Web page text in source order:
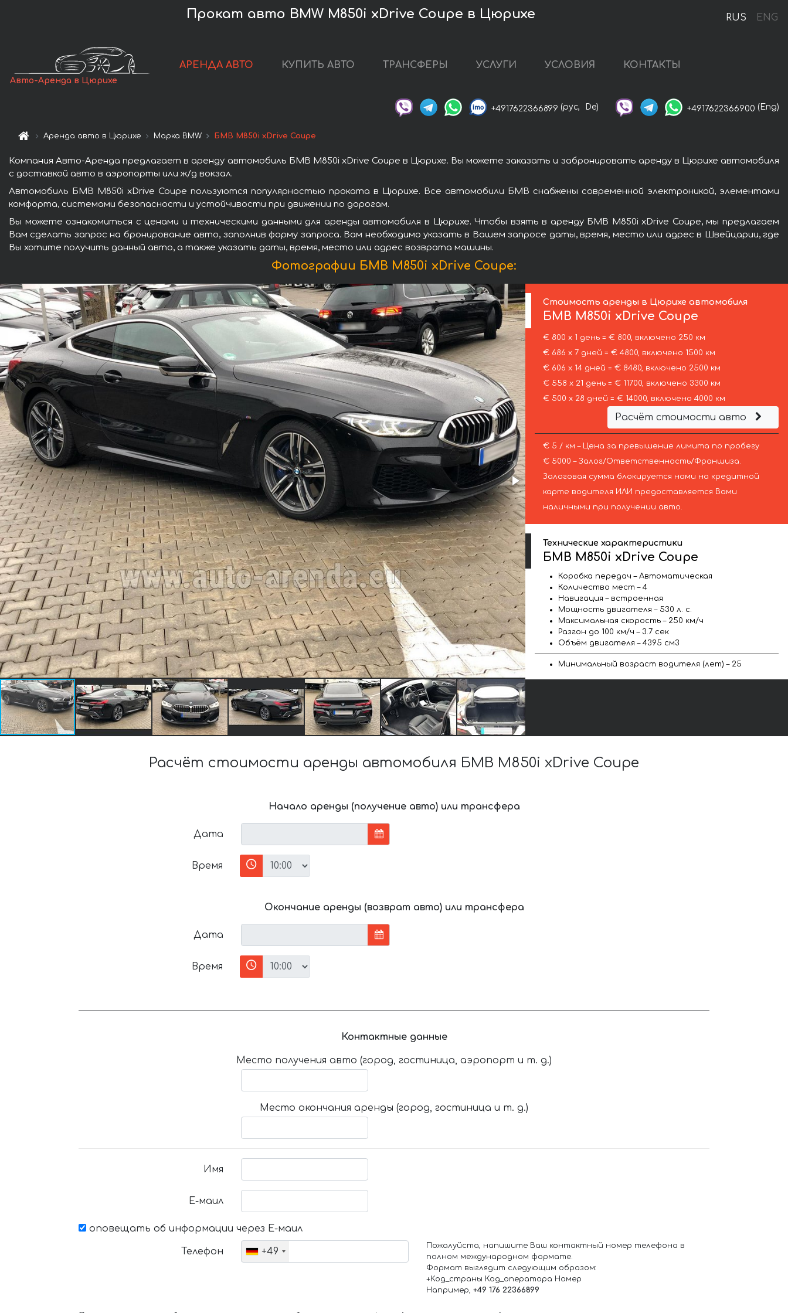
RUS ENG
Прокат авто BMW M850i xDrive Coupe в Цюрихе
Авто-Аренда в Цюрихе
АРЕНДА АВТО КУПИТЬ АВТО ТРАНСФЕРЫ УСЛУГИ УСЛОВИЯ КОНТАКТЫ
+4917622366899 (рус, De) +4917622366900 (Eng)
Аренда авто в Цюрихе Марка BMW БМВ M850i xDrive Coupe
Компания Авто-Аренда предлагает в аренду автомобиль БМВ M850i xDrive Coupe в Цюрихе. Вы можете заказать и забронировать аренду в Цюрихе автомобиля
с доставкой авто в аэропорты или ж/д вокзал.
Автомобиль БМВ M850i xDrive Coupe пользуются популярностью проката в Цюрихе. Все автомобили БМВ снабжены современной электроникой, элементами
комфорта, системами безопасности и устойчивости при движении по дорогам.
Вы можете ознакомиться с ценами и техническими данными для аренды автомобиля в Цюрихе. Чтобы взять в аренду БМВ M850i xDrive Coupe, мы предлагаем
Вам сделать запрос на бронирование авто, заполнив форму запроса. Вам необходимо указать в Вашем запросе даты, время, место или адрес в Швейцарии, где
Вы хотите получить данный авто, а также указать даты, время, место или адрес возврата машины.
Фотографии БМВ M850i xDrive Coupe:
Стоимость аренды в Цюрихе автомобиля
БМВ M850i xDrive Coupe
€ 800 х 1 день = € 800, включено 250 км
€ 686 х 7 дней = € 4800, включено 1500 км
€ 606 х 14 дней = € 8480, включено 2500 км
€ 558 х 21 день = € 11700, включено 3300 км
€ 500 х 28 дней = € 14000, включено 4000 км
Расчёт стоимости авто
€ 5 / км – Цена за превышение лимита по пробегу
€ 5000 – Залог/Ответственность/Франшиза.
Залоговая сумма блокируется нами на кредитной
карте водителя ИЛИ предоставляется Вами
наличными при получении авто.
Технические характеристики
БМВ M850i xDrive Coupe
Коробка передач – Автоматическая
Количество мест – 4
Навигация – встроенная
Мощность двигателя – 530 л. с.
Максимальная скорость – 250 км/ч
Разгон до 100 км/ч – 3.7 сек
Объём двигателя – 4395 см3
Минимальный возраст водителя (лет) – 25
Расчёт стоимости аренды автомобиля БМВ M850i xDrive Coupe
Начало аренды (получение авто) или трансфера
Дата
Время
Окончание аренды (возврат авто) или трансфера
Дата
Время
Контактные данные
Место получения авто (город, гостиница, аэропорт и т. д.)
Место окончания аренды (город, гостиница и т. д.)
Имя
Е-маил
оповещать об информации через Е-маил
Телефон +49
Пожалуйста, напишите Ваш контактный номер телефона в
полном международном формате.
Формат выглядит следующим образом:
+Код_страны Код_оператора Номер
Например, +49 176 22366899